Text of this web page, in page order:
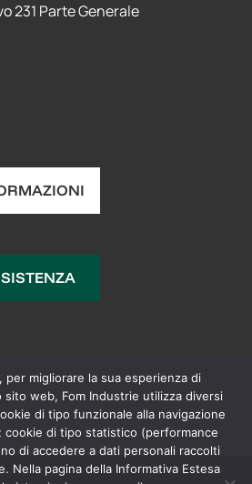
231 Parte Generale
per migliorare la sua esperienza di
sito web, Fom Industrie utilizza diversi
di tipo funzionale alla navigazione
cookie di tipo statistico (performance
di accedere a dati personali raccolti
Nella pagina della Informativa Estesa